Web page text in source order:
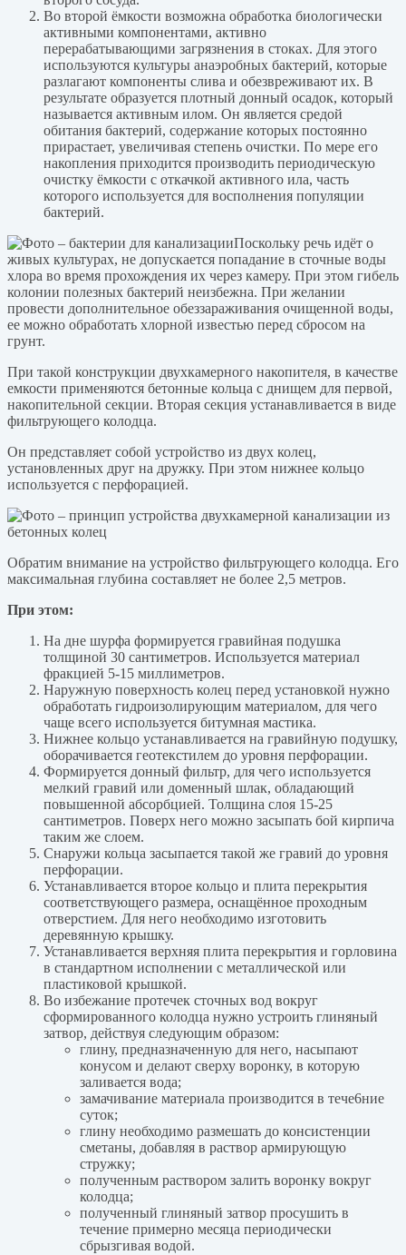
Во второй ёмкости возможна обработка биологически
активными компонентами, активно
перерабатывающими загрязнения в стоках. Для этого
используются культуры анаэробных бактерий, которые
разлагают компоненты слива и обезвреживают их. В
результате образуется плотный донный осадок, который
называется активным илом. Он является средой
обитания бактерий, содержание которых постоянно
прирастает, увеличивая степень очистки. По мере его
накопления приходится производить периодическую
очистку ёмкости с откачкой активного ила, часть
которого используется для восполнения популяции
бактерий.
Поскольку речь идёт о
живых культурах, не допускается попадание в сточные воды
хлора во время прохождения их через камеру. При этом гибель
колонии полезных бактерий неизбежна. При желании
провести дополнительное обеззараживания очищенной воды,
ее можно обработать хлорной известью перед сбросом на
грунт.
При такой конструкции двухкамерного накопителя, в качестве
емкости применяются бетонные кольца с днищем для первой,
накопительной секции. Вторая секция устанавливается в виде
фильтрующего колодца.
Он представляет собой устройство из двух колец,
установленных друг на дружку. При этом нижнее кольцо
используется с перфорацией.
Обратим внимание на устройство фильтрующего колодца. Его
максимальная глубина составляет не более 2,5 метров.
При этом:
На дне шурфа формируется гравийная подушка
толщиной 30 сантиметров. Используется материал
фракцией 5-15 миллиметров.
Наружную поверхность колец перед установкой нужно
обработать гидроизолирующим материалом, для чего
чаще всего используется битумная мастика.
Нижнее кольцо устанавливается на гравийную подушку,
оборачивается геотекстилем до уровня перфорации.
Формируется донный фильтр, для чего используется
мелкий гравий или доменный шлак, обладающий
повышенной абсорбцией. Толщина слоя 15-25
сантиметров. Поверх него можно засыпать бой кирпича
таким же слоем.
Снаружи кольца засыпается такой же гравий до уровня
перфорации.
Устанавливается второе кольцо и плита перекрытия
соответствующего размера, оснащённое проходным
отверстием. Для него необходимо изготовить
деревянную крышку.
Устанавливается верхняя плита перекрытия и горловина
в стандартном исполнении с металлической или
пластиковой крышкой.
Во избежание протечек сточных вод вокруг
сформированного колодца нужно устроить глиняный
затвор, действуя следующим образом:
глину, предназначенную для него, насыпают
конусом и делают сверху воронку, в которую
заливается вода;
замачивание материала производится в тече6ние
суток;
глину необходимо размешать до консистенции
сметаны, добавляя в раствор армирующую
стружку;
полученным раствором залить воронку вокруг
колодца;
полученный глиняный затвор просушить в
течение примерно месяца периодически
сбрызгивая водой.